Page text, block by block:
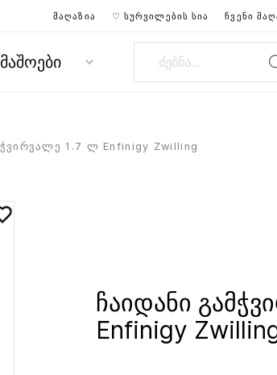
ᲛᲐᲦᲐᲖᲘᲐ ♡ ᲡᲣᲠᲕᲘᲚᲔᲑᲘᲡ ᲡᲘᲐ ᲩᲕᲔᲜᲘ
1.7 ლ Enfinigy Zwilling
ჩაიდანი
Enfinigy